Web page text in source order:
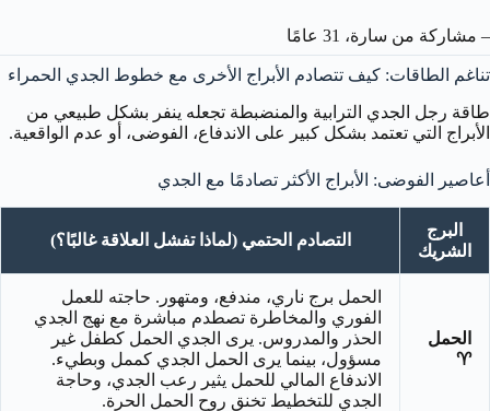
– مشاركة من سارة، 31 عامًا
تناغم الطاقات: كيف تتصادم الأبراج الأخرى مع خطوط الجدي الحمراء
طاقة رجل الجدي الترابية والمنضبطة تجعله ينفر بشكل طبيعي من
الأبراج التي تعتمد بشكل كبير على الاندفاع، الفوضى، أو عدم الواقعية.
أعاصير الفوضى: الأبراج الأكثر تصادمًا مع الجدي
البرج
الشريك
التصادم الحتمي (لماذا تفشل العلاقة غالبًا؟)
الحمل
♈
الحمل برج ناري، مندفع، ومتهور. حاجته للعمل
الفوري والمخاطرة تصطدم مباشرة مع نهج الجدي
الحذر والمدروس. يرى الجدي الحمل كطفل غير
مسؤول، بينما يرى الحمل الجدي كممل وبطيء.
الاندفاع المالي للحمل يثير رعب الجدي، وحاجة
الجدي للتخطيط تخنق روح الحمل الحرة.